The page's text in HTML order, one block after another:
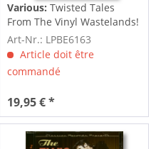
Various:Twisted Tales
From The Vinyl Wastelands!
Vol.5...
Art-Nr.: LPBE6163
Article doit être
commandé
19,95 € *